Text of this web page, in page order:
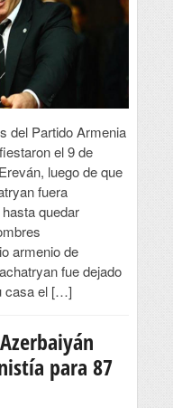
del Partido Armenia
el 9 de
luego de que
fuera
quedar
armenio de
fue dejado
casa el […]
para 87